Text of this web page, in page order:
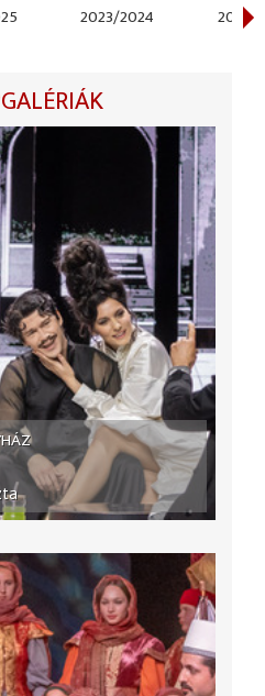
2023/2024 2021/